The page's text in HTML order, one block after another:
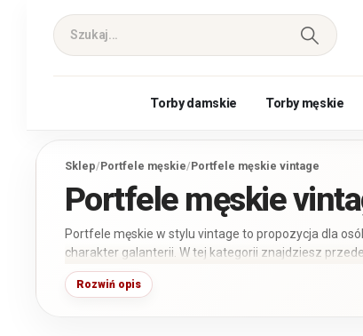
Torby damskie Torby męskie
Sklep/Portfele męskie/Portfele męskie vintage
Portfele męskie
Portfele męskie w stylu vintage to propozycja dla
charakter galanterii. W tej kategorii znajdziesz
fakturze i charakterystycznym wykończeniu
i większe, w odcieniach brązu, koniaku, czerni oraz
Rozwiń opis